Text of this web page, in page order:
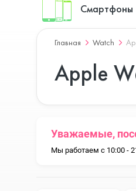
Смартфоны
Blackview
Doogee
Главная Watch
Apple
Уважаемые,
Мы работаем с 10:00 -